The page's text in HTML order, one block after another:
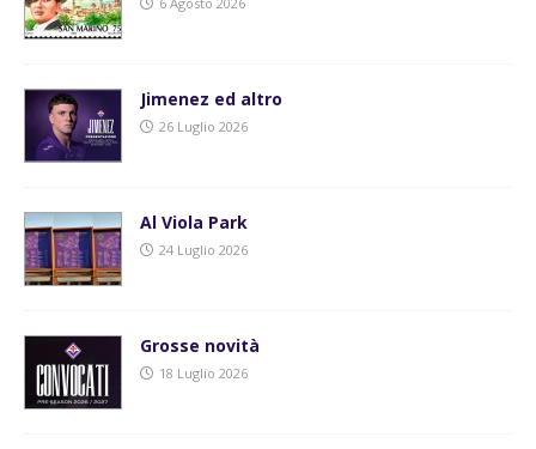
Jimenez ed altro
26 Luglio 2026
Al Viola Park
24 Luglio 2026
Grosse novità
18 Luglio 2026